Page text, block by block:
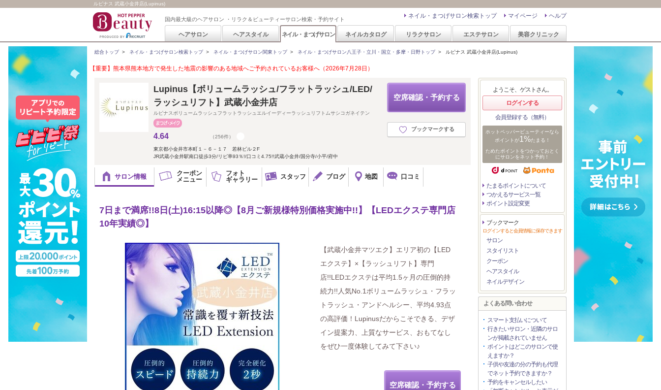
ルピナス 武蔵小金井店(Lupinus)
国内最大級のヘアサロン ・リラク＆ビューティーサロン検索・予約サイト ヘルプ
マイページ
ネイル・まつげサロン検索トップ
ヘアサロン ヘアスタイル ネイル・まつげサロン ネイルカタログ リラクサロン エステサロン 美容クリニック
総合トップ> ネイル・まつげサロン検索トップ> ネイル・まつげサロン関東トップ> ネイル・まつげサロン八王子・立川・国立・多摩・日野トップ> ルピナス 武蔵小金井店(Lupinus)
【重要】熊本県熊本地方で発生した地震の影響のある地域へご予約されているお客様へ（2026年7月28日）
空席確認・予約する
ブックマークする
Lupinus【ボリュームラッシュ/フラットラッシュ/LED/
ラッシュリフト】武蔵小金井店
ルピナスボリュームラッシュフラットラッシュエルイーディーラッシュリフトムサシコガネイテン
4.64 （256件）
東京都小金井市本町１－６－１７ 若林ビル２F
JR武蔵小金井駅南口徒歩3分/リピ率93％!/口コミ4.75!!武蔵小金井/国分寺/小平/府中
サロン情報
クーポン
メニュー
フォト
ギャラリー
スタッフ ブログ 地図 口コミ
7日まで満席!!8日(土)16:15以降◎【8月ご新規様特別価格実施中!!】【LEDエクステ専門店
10年実績◎】
【武蔵小金井マツエク】エリア初の【LED
エクステ】×【ラッシュリフト】専門
店!!LEDエクステは平均1.5ヶ月の圧倒的持
続力!!人気No.1ボリュームラッシュ・フラッ
トラッシュ・アンドヘルシー、平均4.93点
の高評価！Lupinusだからこそできる、デザ
イン提案力、上質なサービス、おもてなし
をぜひ一度体験してみて下さい♪
空席確認・予約する
ようこそ、ゲストさん。
ログインする
会員登録する（無料）
ホットペッパービューティーなら
ポイントが1%たまる！
ためたポイントをつかっておとく
にサロンをネット予約！
たまるポイントについて
つかえるサービス一覧
ポイント設定変更
ブックマーク
ログインすると会員情報に保存できます
サロン
スタイリスト
クーポン
ヘアスタイル
ネイルデザイン
よくある問い合わせ
スマート支払いについて
行きたいサロン・近隣のサロ
ンが掲載されていません
ポイントはどこのサロンで使
えますか？
子供や友達の分の予約も代理
でネット予約できますか？
予約をキャンセルしたい